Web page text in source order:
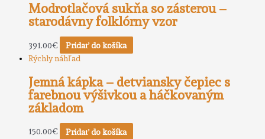
Modrotlačová sukňa so zásterou –
starodávny folklórny vzor
391.00€
Pridať do košíka
Rýchly náhľad
Jemná kápka – detviansky čepiec s
farebnou výšivkou a háčkovaným
základom
150.00€
Pridať do košíka